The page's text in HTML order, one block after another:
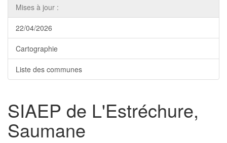
Mises à jour :
22/04/2026
Cartographie
Liste des communes
SIAEP de L'Estréchure,
Saumane